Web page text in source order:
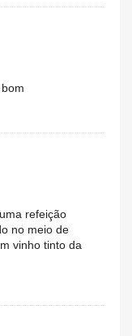
refeição
no meio de
vinho tinto da